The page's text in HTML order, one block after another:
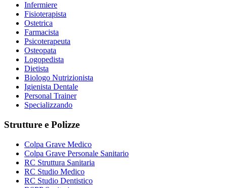
Infermiere
Fisioterapista
Ostetrica
Farmacista
Psicoterapeuta
Osteopata
Logopedista
Dietista
Biologo Nutrizionista
Igienista Dentale
Personal Trainer
Specializzando
Strutture e Polizze
Colpa Grave Medico
Colpa Grave Personale Sanitario
RC Struttura Sanitaria
RC Studio Medico
RC Studio Dentistico